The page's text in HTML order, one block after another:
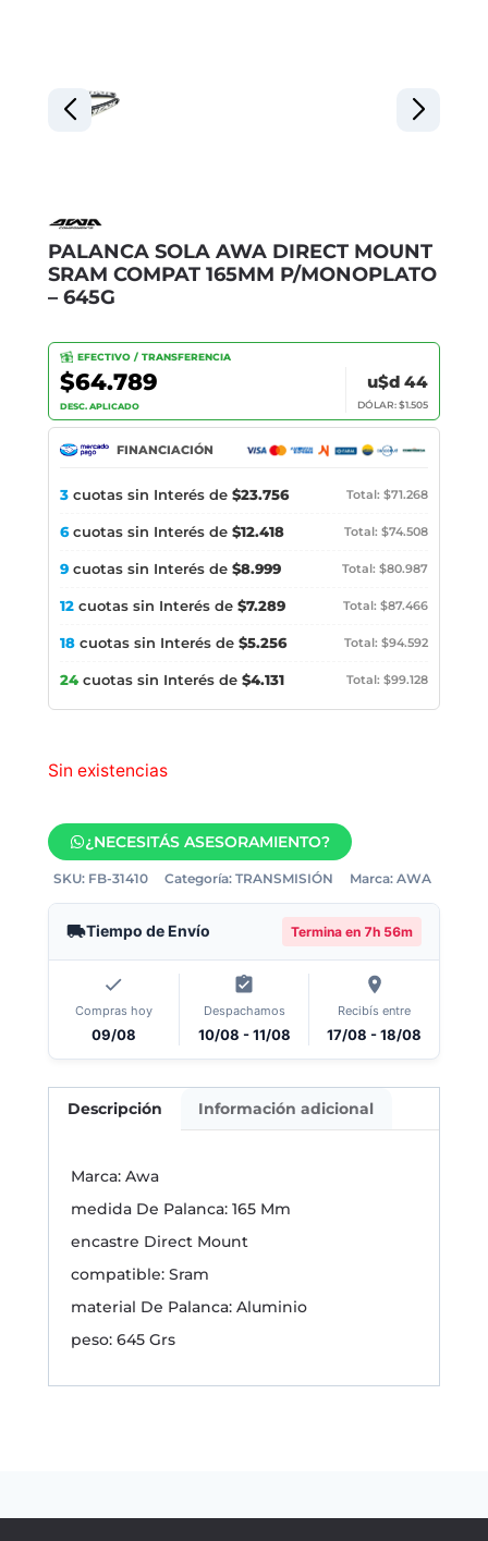
PALANCA SOLA AWA DIRECT MOUNT
SRAM COMPAT 165MM P/MONOPLATO
– 645G
EFECTIVO / TRANSFERENCIA
$64.789
DESC. APLICADO
u$d 44
DÓLAR: $1.505
FINANCIACIÓN
3 cuotas sin Interés de $23.756 Total: $71.268
6cuotas sin Interés de $12.418 Total: $74.508
9 cuotas sin Interés de $8.999 Total: $80.987
12 cuotas sin Interés de $7.289 Total: $87.466
18 cuotas sin Interés de $5.256 Total: $94.592
24 cuotas sin Interés de $4.131 Total: $99.128
Sin existencias
¿NECESITÁS ASESORAMIENTO?
SKU: FB-31410 Categoría: TRANSMISIÓN Marca: AWA
Tiempo de Envío Termina en 7h 56m
Compras hoy
09/08
Despachamos
10/08 - 11/08
Recibís entre
17/08 - 18/08
Descripción Información adicional
Marca: Awa
medida De Palanca: 165 Mm
encastre Direct Mount
compatible: Sram
material De Palanca: Aluminio
peso: 645 Grs